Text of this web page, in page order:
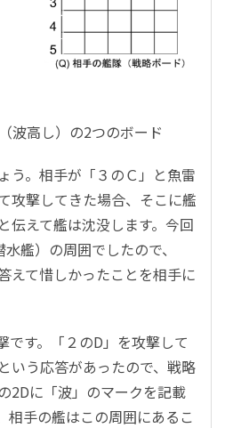
波高し）の2つのボード
う。相手が「３のＣ」と魚雷
攻撃してきた場合、そこに艦
伝えて艦は沈没します。今回
艦）の周囲でしたので、
えて惜しかったことを相手に
です。「２のD」を攻撃して
いう応答があったので、戦略
2Dに「波」のマークを記載
相手の艦はこの周囲にあるこ